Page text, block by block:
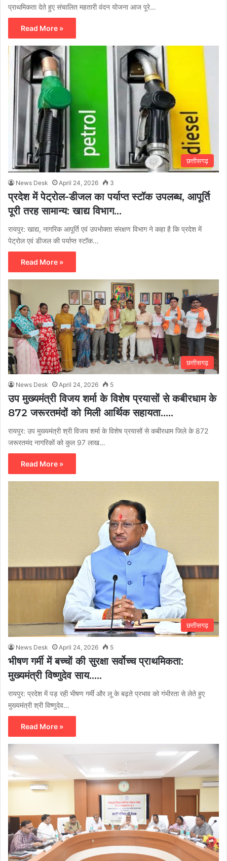
प्राथमिकता देते हुए संचालित महतारी वंदन योजना आज पूरे…
Read More »
छत्तीसगढ़
News Desk April 24, 2026 3
प्रदेश में पेट्रोल-डीजल का पर्याप्त स्टॉक उपलब्ध, आपूर्ति
पूरी तरह सामान्य: खाद्य विभाग…
रायपुर: खाद्य, नागरिक आपूर्ति एवं उपभोक्ता संरक्षण विभाग ने कहा है कि प्रदेश में
पेट्रोल एवं डीजल की पर्याप्त स्टॉक…
Read More »
छत्तीसगढ़
News Desk April 24, 2026 5
उप मुख्यमंत्री विजय शर्मा के विशेष प्रयासों से कबीरधाम के
872 जरूरतमंदों को मिली आर्थिक सहायता…..
रायपुर: उप मुख्यमंत्री श्री विजय शर्मा के विशेष प्रयासों से कबीरधाम जिले के 872
जरूरतमंद नागरिकों को कुल 97 लाख…
Read More »
छत्तीसगढ़
News Desk April 24, 2026 5
भीषण गर्मी में बच्चों की सुरक्षा सर्वोच्च प्राथमिकता:
मुख्यमंत्री विष्णुदेव साय…..
रायपुर: प्रदेश में पड़ रही भीषण गर्मी और लू के बढ़ते प्रभाव को गंभीरता से लेते हुए
मुख्यमंत्री श्री विष्णुदेव…
Read More »